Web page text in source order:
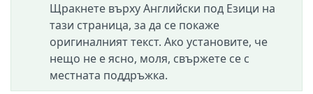
Щракнете върху Английски под Езици на
тази страница, за да се покаже
оригиналният текст. Ако установите, че
нещо не е ясно, моля, свържете се с
местната поддръжка.